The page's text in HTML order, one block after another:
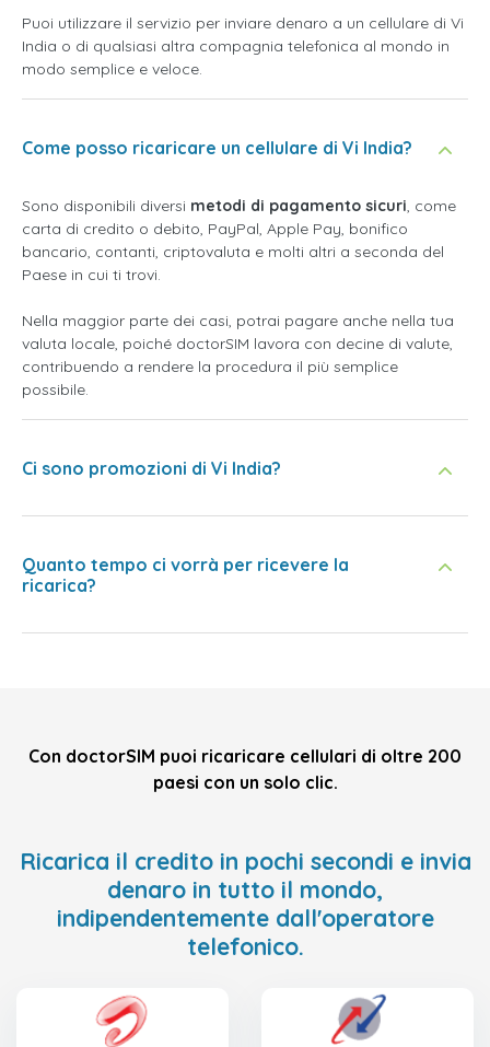
Puoi utilizzare il servizio per inviare denaro a un cellulare di Vi
India o di qualsiasi altra compagnia telefonica al mondo in
modo semplice e veloce.
Come posso ricaricare un cellulare di Vi India?
Sono disponibili diversi metodi di pagamento sicuri, come
carta di credito o debito, PayPal, Apple Pay, bonifico
bancario, contanti, criptovaluta e molti altri a seconda del
Paese in cui ti trovi.
Nella maggior parte dei casi, potrai pagare anche nella tua
valuta locale, poiché doctorSIM lavora con decine di valute,
contribuendo a rendere la procedura il più semplice
possibile.
Ci sono promozioni di Vi India?
Quanto tempo ci vorrà per ricevere la
ricarica?
Con doctorSIM puoi ricaricare cellulari di oltre 200
paesi con un solo clic.
Ricarica il credito in pochi secondi e invia
denaro in tutto il mondo,
indipendentemente dall'operatore
telefonico.